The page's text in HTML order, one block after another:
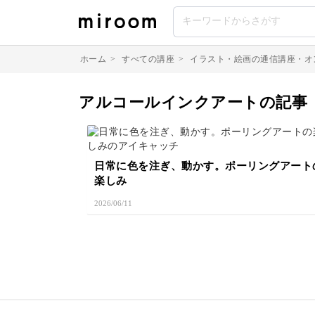
ホーム > すべての講座 > イラスト・絵画の通信講座・
アルコールインクアートの記事
日常に色を注ぎ、動かす。ポーリングアート
楽しみ
2026/06/11